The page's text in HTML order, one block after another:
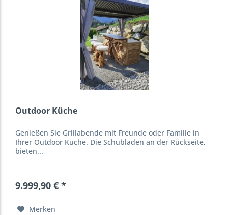
Outdoor Küche
Genießen Sie Grillabende mit Freunde oder Familie in
Ihrer Outdoor Küche. Die Schubladen an der Rückseite,
bieten...
9.999,90 € *
Merken